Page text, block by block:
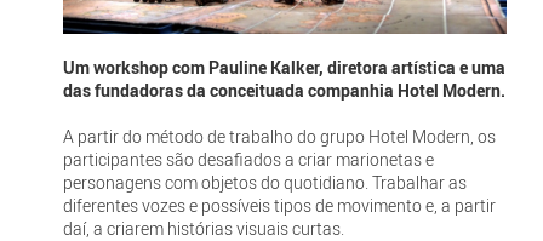
Um workshop com Pauline Kalker, diretora artística e uma
das fundadoras da conceituada companhia Hotel Modern.
A partir do método de trabalho do grupo Hotel Modern, os
participantes são desafiados a criar marionetas e
personagens com objetos do quotidiano. Trabalhar as
diferentes vozes e possíveis tipos de movimento e, a partir
daí, a criarem histórias visuais curtas.